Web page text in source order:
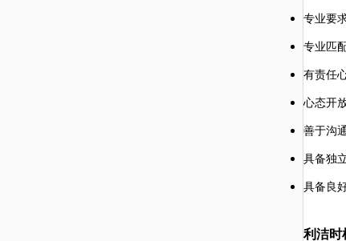
专业要
专业匹
有责任
心态开
善于沟
具备独
具备良
利洁时